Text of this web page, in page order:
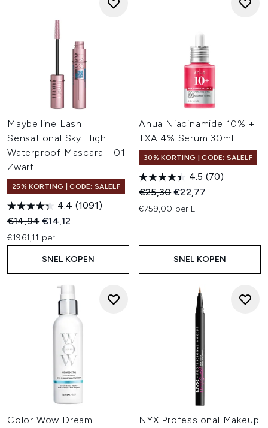
Maybelline Lash
Sensational Sky High
Waterproof Mascara - 01
Zwart
25% KORTING | CODE: SALELF
4.4 (1091)
Recommended Retail Price:
€14,94Huidige prijs:
€14,12
€1961,11 per L
SNEL KOPEN
Anua Niacinamide 10% +
TXA 4% Serum 30ml
30% KORTING | CODE: SALELF
4.5 (70)
Recommended Retail Price:
€25,30Huidige prijs:
€22,77
€759,00 per L
SNEL KOPEN
Color Wow Dream
NYX Professional Makeup